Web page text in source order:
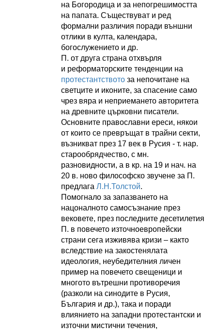
на Богородица и за непогрешимостта
на папата. Съществуват и ред
формални различия поради външни
отлики в култа, календара,
богослужението и др.
П. от друга страна отхвърля
и реформаторските тенденции на
протестантството за непочитане на
светците и иконите, за спасение само
чрез вяра и неприемането авторитета
на древните църковни писатели.
Основните православни ереси, някои
от които се превръщат в трайни секти,
възникват през 17 век в Русия - т. нар.
старообрядчество, с мн.
разновидности, а в кр. на 19 и нач. на
20 в. ново философско звучене за П.
предлага Л.Н.Толстой.
Помогнало за запазването на
нацоналното самосъзнание през
вековете, през последните десетилетия
П. в повечето източноевропейски
страни сега изживява кризи – както
вследствие на закостенялата
идеология, неубедителния личен
пример на повечето свещеници и
многото вътрешни противоречия
(разколи на синодите в Русия,
България и др.), така и поради
влиянието на западни протестантски и
източни мистични течения,